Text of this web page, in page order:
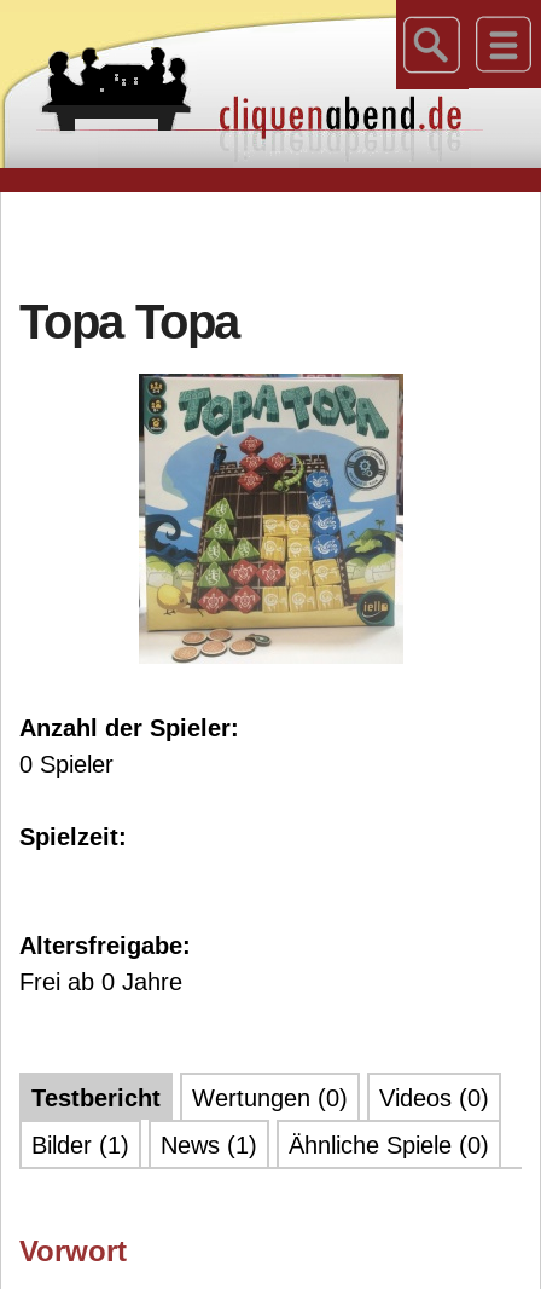
Topa Topa
Anzahl der Spieler:
0 Spieler
Spielzeit:
Altersfreigabe:
Frei ab 0 Jahre
Testbericht Wertungen (0)
Videos (0)
Bilder (1)
News (1) Ähnliche Spiele (0)
Vorwort